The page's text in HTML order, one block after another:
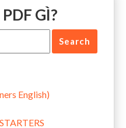
GÌ?
English)